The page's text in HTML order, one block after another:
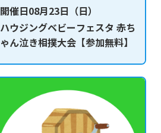
開催日08月23日（日）
ハウジングベビーフェスタ 赤ち
ゃん泣き相撲大会【参加無料】